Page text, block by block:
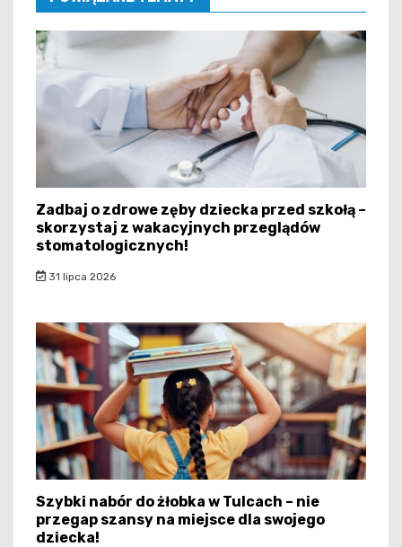
Zadbaj o zdrowe zęby dziecka przed szkołą –
skorzystaj z wakacyjnych przeglądów
stomatologicznych!
31 lipca 2026
Szybki nabór do żłobka w Tulcach – nie
przegap szansy na miejsce dla swojego
dziecka!